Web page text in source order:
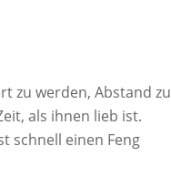
zu werden, Abstand zu
als ihnen lieb ist.
schnell einen Feng